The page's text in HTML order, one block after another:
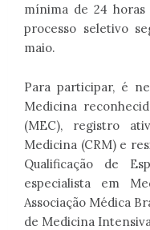
mínima de 24 horas
processo seletivo
maio.
Para participar, é
Medicina
(MEC), registro
Medicina (CRM) e
Qualificação de
especialista em
Associação Médica
de Medicina